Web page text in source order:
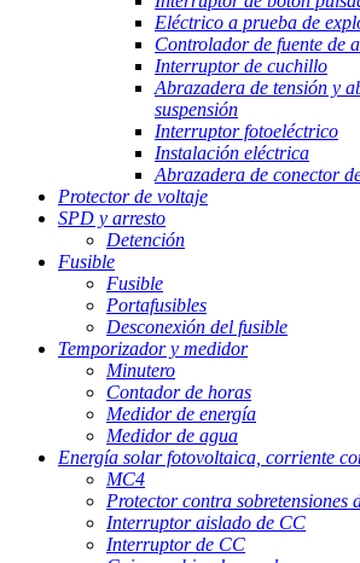
Eléctrico a prueba de
Controlador de fuente de
Interruptor de cuchillo
Abrazadera de tensión y
suspensión
Interruptor fotoeléctrico
Instalación eléctrica
Abrazadera de conector
Protector de voltaje
SPD y arresto
Detención
Fusible
Fusible
Portafusibles
Desconexión del fusible
Temporizador y medidor
Minutero
Contador de horas
Medidor de energía
Medidor de agua
Energía solar fotovoltaica, corriente
MC4
Protector contra sobretensiones
Interruptor aislado de CC
Interruptor de CC